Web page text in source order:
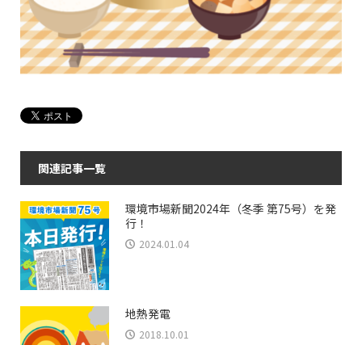
関連記事一覧
環境市場新聞2024年（冬季 第75号）を発
行！
2024.01.04
地熱発電
2018.10.01